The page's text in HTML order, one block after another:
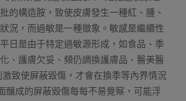
的構造胺，致使皮膚發生一種紅、腫、
況，而過敏是一種徵象。敏感是繼續性
日是由于特定過敏源形成，如食品、季
、護膚欠妥、頻仍調換護膚品、醫美醫
致使屏蔽毀傷，才會在換季等內界情況
成的屏蔽毀傷每每不易覺察，可能浮